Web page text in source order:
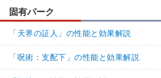
仮面舞踏会みたいなキラー有利イベン
わ。今はつけてないけど
返信 (0)
25. 名無しさん
固有パーク
「天界の証人」の性能と効果解説
「呪術：支配下」の性能と効果解説